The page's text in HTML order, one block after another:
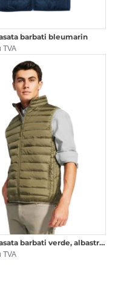
barbati bleumarin
TVA
Vesta matlasata barbati verde, albastru, bleumarin, rosu, visinie, neagra
TVA